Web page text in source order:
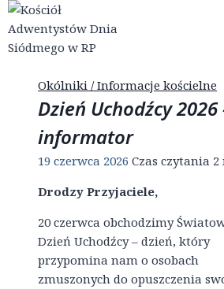
Przejdź
do
treści
Okólniki / Informacje kościelne
Dzień Uchodźcy 2026
informator
19 czerwca 2026 Czas czytania 2
Drodzy Przyjaciele,
20 czerwca obchodzimy
Dzień Uchodźcy – dzień, który
przypomina nam o osobach
zmuszonych do opuszczenia